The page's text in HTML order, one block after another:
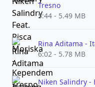
Tresno
5:44 - 5.49 MB
Rina Aditama -
6:02 - 5.78 MB
Niken Salindry -